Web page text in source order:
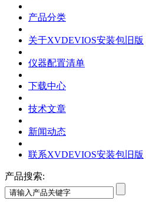
产品分类
关于XVDEVIOS安装包旧版
仪器配置清单
下载中心
技术文章
新闻动态
联系XVDEVIOS安装包旧版
产品搜索: